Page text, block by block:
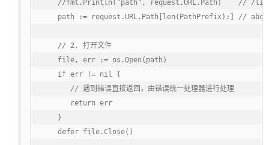
//fmt.Println("path", request.URL.Path)    // /
path := request.URL.Path[len(PathPrefix):] //
   // 2. 打开文件
   file, err := os.Open(path)
   if err != nil {
      // 遇到错误直接返回，由错误统一处理器进行处理
      return err
   }
   defer file.Close()